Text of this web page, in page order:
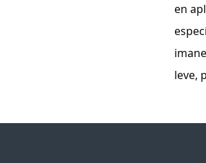
en
leve,